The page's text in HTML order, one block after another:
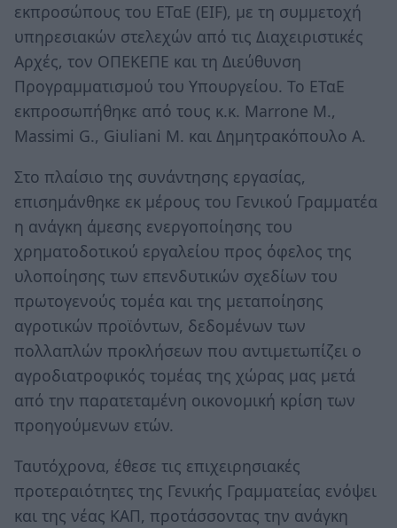
εκπροσώπους του ΕΤαΕ (EIF), με τη συμμετοχή
υπηρεσιακών στελεχών από τις Διαχειριστικές
Αρχές, τον ΟΠΕΚΕΠΕ και τη Διεύθυνση
Προγραμματισμού του Υπουργείου. Το ΕΤαΕ
εκπροσωπήθηκε από τους κ.κ. Marrone M.,
Massimi G., Giuliani M. και Δημητρακόπουλο Α.
Στο πλαίσιο της συνάντησης εργασίας,
επισημάνθηκε εκ μέρους του Γενικού Γραμματέα
η ανάγκη άμεσης ενεργοποίησης του
χρηματοδοτικού εργαλείου προς όφελος της
υλοποίησης των επενδυτικών σχεδίων του
πρωτογενούς τομέα και της μεταποίησης
αγροτικών προϊόντων, δεδομένων των
πολλαπλών προκλήσεων που αντιμετωπίζει ο
αγροδιατροφικός τομέας της χώρας μας μετά
από την παρατεταμένη οικονομική κρίση των
προηγούμενων ετών.
Ταυτόχρονα, έθεσε τις επιχειρησιακές
προτεραιότητες της Γενικής Γραμματείας ενόψει
και της νέας ΚΑΠ, προτάσσοντας την ανάγκη